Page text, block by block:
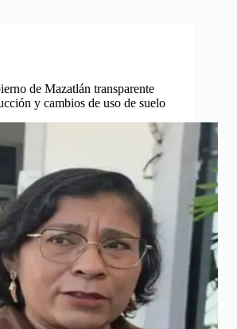
de Mazatlán transparente
y cambios de uso de suelo